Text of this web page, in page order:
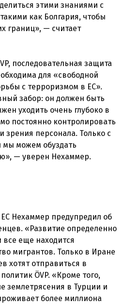
этими знаниями с
как Болгария, чтобы
границ», — считает
последовательная защита
для «свободной
с терроризмом в ЕС».
забор: он должен быть
уходить очень глубоко в
постоянно контролировать
зрения персонала. Только с
можем обуздать
Нехаммер предупредил об
«Развитие определенно
все еще находится
мигрантов. Только в Иране
хотят отправиться в
ÖVP. «Кроме того,
землетрясения в Турции и
более миллиона